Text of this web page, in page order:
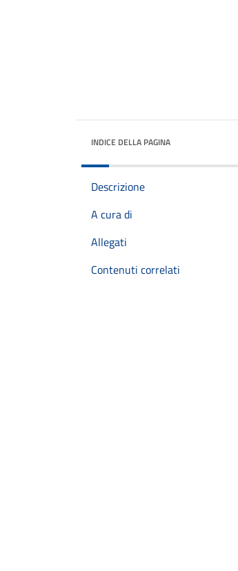
INDICE DELLA PAGINA
Descrizione
A cura di
Allegati
Contenuti correlati